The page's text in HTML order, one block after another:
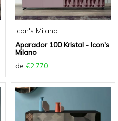
Icon's Milano
Aparador 100 Kristal - Icon's
Milano
de €2.770